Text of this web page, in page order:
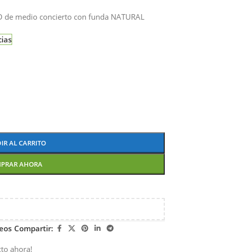
de medio concierto con funda NATURAL
AL CARRITO
AHORA
Compartir:
ahora!